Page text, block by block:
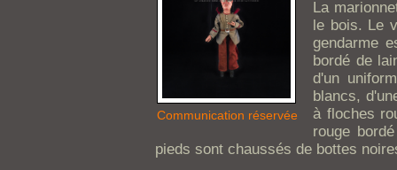
Communication réservée
La
le bois. Le
gendarme
bordé de
d'un
blancs,
à floches
rouge
pieds sont chaussés de bottes